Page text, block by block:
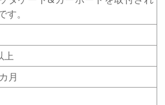
す。
上
月